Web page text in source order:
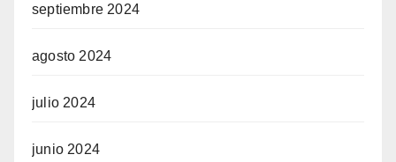
septiembre 2024
agosto 2024
julio 2024
junio 2024